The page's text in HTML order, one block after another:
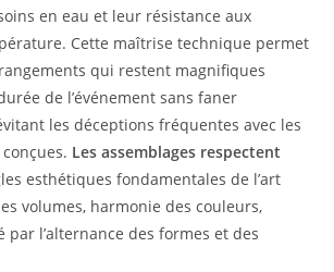
en eau et leur résistance aux
Cette maîtrise technique permet
qui restent magnifiques
de l’événement sans faner
les déceptions fréquentes avec les
Les assemblages respectent
esthétiques fondamentales de l’art
volumes, harmonie des couleurs,
par l’alternance des formes et des